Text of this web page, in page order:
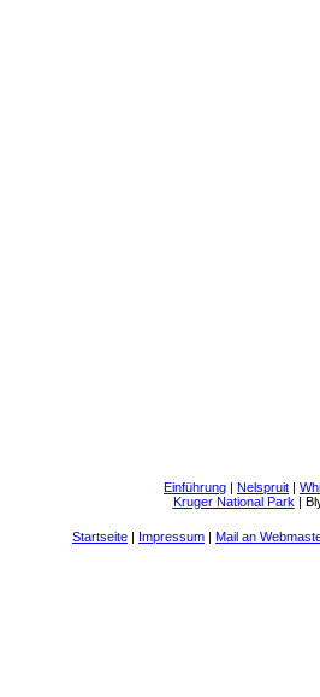
Einführung Nelspruit
Kruger National Park
Startseite Impressum Mail an